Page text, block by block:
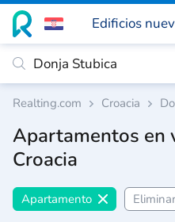
Edificios
Realting.com Croacia
Apartamentos en
Croacia
Apartamento
Eliminar